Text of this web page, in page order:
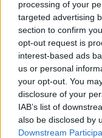
processing of your
targeted advertising
section to confirm
opt-out request is
interest-based ads
us or personal
your opt-out. You
disclosure of your
IAB’s list of
also be disclosed by
Downstream
foglio di
a 200 gradi per
Spegnete il
cinque minuti